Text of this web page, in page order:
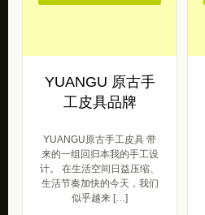
YUANGU 原古手
工皮具品牌
YUANGU原古手工皮具 带
来的一组回归本我的手工设
计。 在生活空间日益压缩、
生活节奏加快的今天，我们
似乎越来 […]